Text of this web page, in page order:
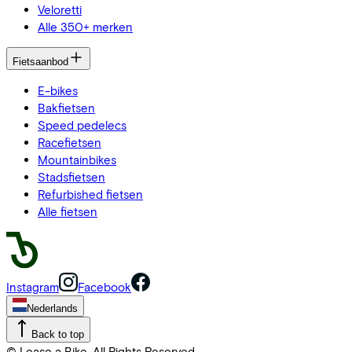
Veloretti
Alle 350+ merken
Fietsaanbod
E-bikes
Bakfietsen
Speed pedelecs
Racefietsen
Mountainbikes
Stadsfietsen
Refurbished fietsen
Alle fietsen
Instagram Facebook
Nederlands
Back to top